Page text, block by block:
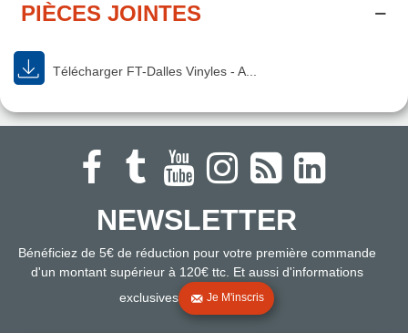
PIÈCES JOINTES
Télécharger FT-Dalles Vinyles - A...
NEWSLETTER
Bénéficiez de 5€ de réduction pour votre première commande
d'un montant supérieur à 120€ ttc. Et aussi d'informations
exclusives
Je M'inscris